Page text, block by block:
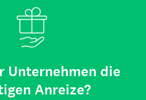
Unternehmen die
Anreize?